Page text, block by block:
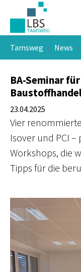
Skip to main navigation
Skip to main content
Skip to page footer
Tamsweg News
BA-Seminar
23.04.2025
Vier
Isover und PCI
Workshops, die
Tipps für die